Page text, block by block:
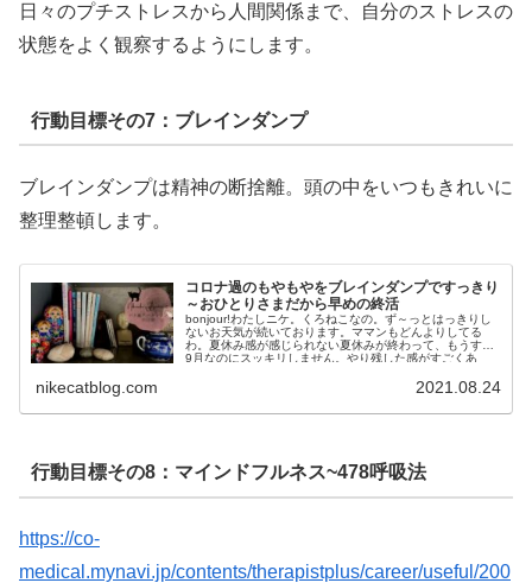
日々のプチストレスから人間関係まで、自分のストレスの
状態をよく観察するようにします。
行動目標その7：ブレインダンプ
ブレインダンプは精神の断捨離。頭の中をいつもきれいに
整理整頓します。
コロナ過のもやもやをブレインダンプですっきり
～おひとりさまだから早めの終活
bonjour!わたしニケ。くろねこなの。ず～っとはっきりし
ないお天気が続いております。ママンもどんよりしてる
わ。夏休み感が感じられない夏休みが終わって、もうすぐ
9月なのにスッキリしません。やり残した感がすごくあ
nikecatblog.com 2021.08.24
行動目標その8：マインドフルネス~478呼吸法
https://co-
medical.mynavi.jp/contents/therapistplus/career/useful/200